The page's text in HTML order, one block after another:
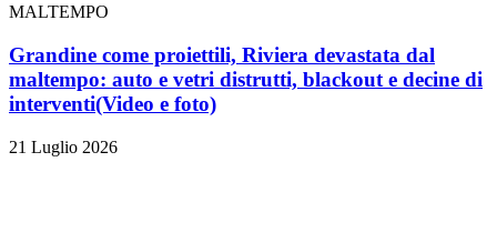
MALTEMPO
Grandine come proiettili, Riviera devastata dal
maltempo: auto e vetri distrutti, blackout e decine di
interventi(Video e foto)
21 Luglio 2026